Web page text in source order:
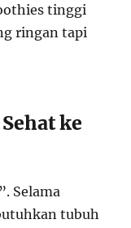
tinggi
ringan tapi
ke
Selama
tubuh